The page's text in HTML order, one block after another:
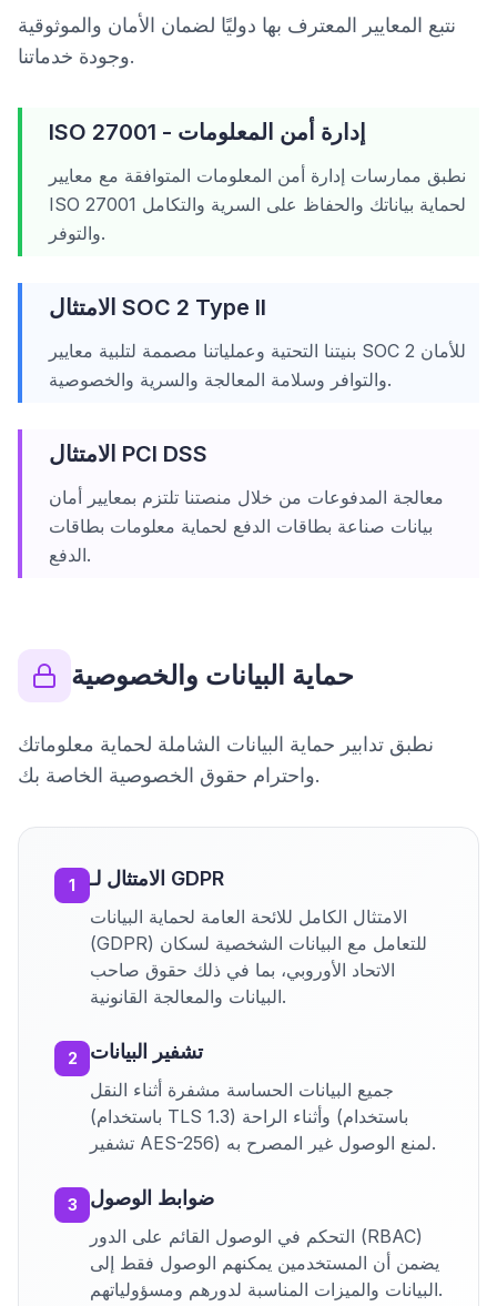
نتبع المعايير المعترف بها دوليًا لضمان الأمان والموثوقية
وجودة خدماتنا.
ISO 27001 - إدارة أمن المعلومات
نطبق ممارسات إدارة أمن المعلومات المتوافقة مع معايير
ISO 27001 لحماية بياناتك والحفاظ على السرية والتكامل
والتوفر.
الامتثال SOC 2 Type II
بنيتنا التحتية وعملياتنا مصممة لتلبية معايير SOC 2 للأمان
والتوافر وسلامة المعالجة والسرية والخصوصية.
الامتثال PCI DSS
معالجة المدفوعات من خلال منصتنا تلتزم بمعايير أمان
بيانات صناعة بطاقات الدفع لحماية معلومات بطاقات
الدفع.
حماية البيانات والخصوصية
نطبق تدابير حماية البيانات الشاملة لحماية معلوماتك
واحترام حقوق الخصوصية الخاصة بك.
1 الامتثال لـ GDPR
الامتثال الكامل للائحة العامة لحماية البيانات
(GDPR) للتعامل مع البيانات الشخصية لسكان
الاتحاد الأوروبي، بما في ذلك حقوق صاحب
البيانات والمعالجة القانونية.
2 تشفير البيانات
جميع البيانات الحساسة مشفرة أثناء النقل
(باستخدام TLS 1.3) وأثناء الراحة (باستخدام
تشفير AES-256) لمنع الوصول غير المصرح به.
3 ضوابط الوصول
التحكم في الوصول القائم على الدور (RBAC)
يضمن أن المستخدمين يمكنهم الوصول فقط إلى
البيانات والميزات المناسبة لدورهم ومسؤولياتهم.